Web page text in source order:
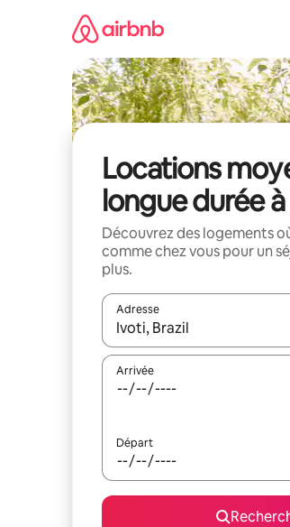
Locations
longue durée
Découvrez des logements
comme chez vous pour un
plus.
Adresse
Lorsque les résultats
Arrivée
Départ